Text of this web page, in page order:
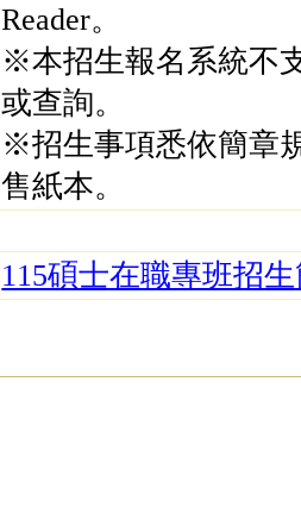
Reader。
※本招生報名系統不
或查詢。
※招生事項悉依簡章
售紙本。
115碩士在職專班招